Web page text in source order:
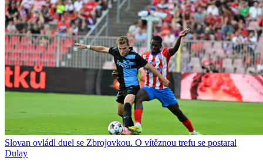
Slovan ovládl duel se Zbrojovkou. O vítěznou trefu se postaral
Dulay